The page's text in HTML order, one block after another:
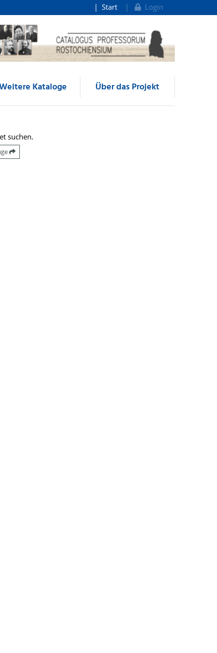
Start Login
Kataloge Über das Projekt
suchen.